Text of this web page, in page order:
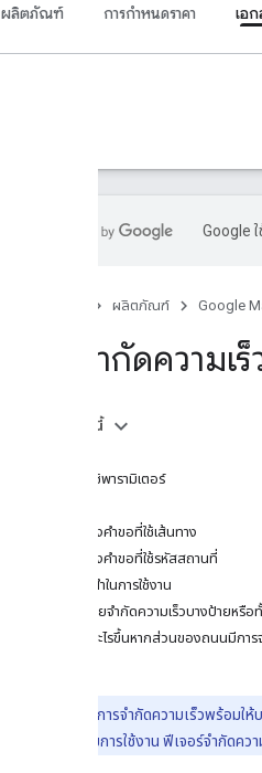
ผลิตภัณฑ์ การกำหนดราคา เอ
Google
ผลิตภัณฑ์ Google
ขีดจำกัดความเร็
ในหน้านี้
การใช้พารามิเตอร์
ตัวอย่างคำขอที่ใช้เส้นทาง
ตัวอย่างคำขอที่ใช้รหัสสถานที่
คำแนะนำในการใช้งาน
ทำไมป้ายจำกัดความเร็วบางป้ายหรื
จะเกิดอะไรขึ้นหากส่วนของถนนมีก
บริการจำกัดความเร็วพร้อมใ
ราคาแบบจ่ายตามการใช้งาน ฟีเจอร์จำกัดค